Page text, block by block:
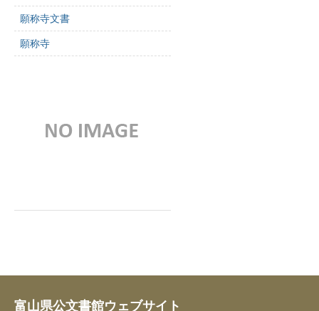
願称寺文書
願称寺
富山県公文書館ウェブサイト